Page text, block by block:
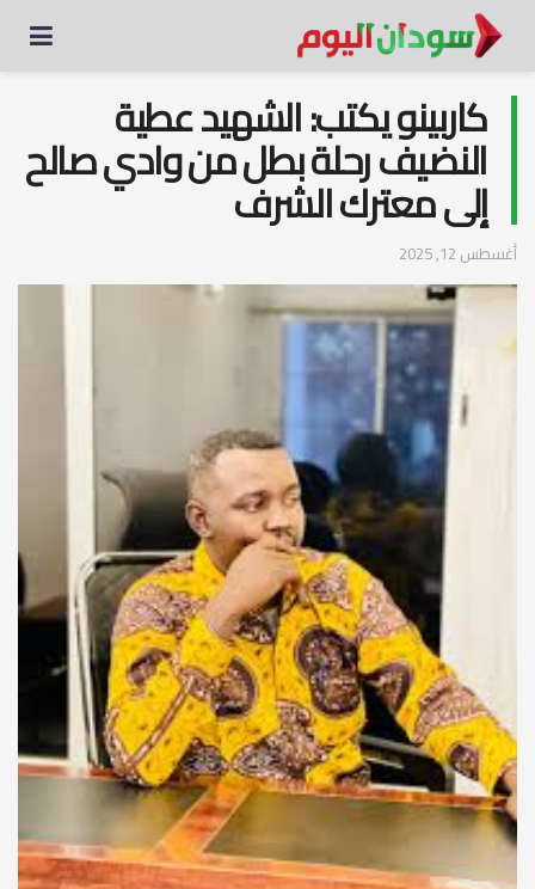
كاربينو يكتب: الشهيد عطية
النضيف رحلة بطل من وادي صالح
إلى معترك الشرف
أغسطس 12, 2025